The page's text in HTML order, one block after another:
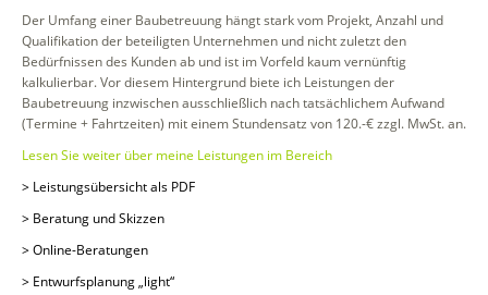
Der Umfang einer Baubetreuung hängt stark vom Projekt, Anzahl und
Qualifikation der beteiligten Unternehmen und nicht zuletzt den
Bedürfnissen des Kunden ab und ist im Vorfeld kaum vernünftig
kalkulierbar. Vor diesem Hintergrund biete ich Leistungen der
Baubetreuung inzwischen ausschließlich nach tatsächlichem Aufwand
(Termine + Fahrtzeiten) mit einem Stundensatz von 120.-€ zzgl. MwSt. an.
Lesen Sie weiter über meine Leistungen im Bereich
> Leistungsübersicht als PDF
> Beratung und Skizzen
> Online-Beratungen
> Entwurfsplanung „light“